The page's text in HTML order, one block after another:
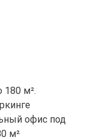
м².
офис под
м²